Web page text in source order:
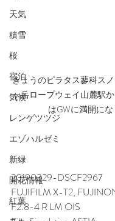
天気
積雪
桜
宿泊
気候
レンゲツツジ
エゾハルゼミ
新緑
開花情報
紅葉
きょうのピラタス蓼科ス
ヶ岳ロープウェイ山麓駅
はGWに満開にな
20190329-DSCF2967
FUJIFILM X-T2,
F2.8-4 R LM OIS